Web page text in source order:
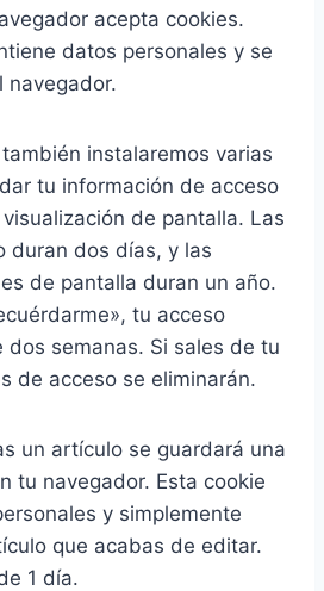
acepta cookies.
datos personales y se
navegador.
instalaremos varias
tu información de acceso
de pantalla. Las
duran dos días, y las
de pantalla duran un año.
tu acceso
dos semanas. Si sales de tu
de acceso se eliminarán.
un artículo se guardará una
tu navegador. Esta cookie
y simplemente
que acabas de editar.
1 día.